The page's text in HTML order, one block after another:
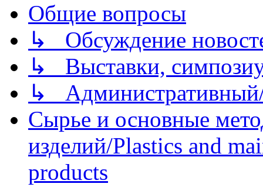
Общие вопросы
↳ Обсуждение
↳ Выставки,
↳
Сырье и основные
изделий/Plastics and
products